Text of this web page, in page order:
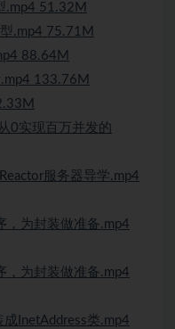
.mp4 51.32M
.mp4 75.71M
88.64M
133.76M
0实现百万并发的
服务器导学.mp4
为封装做准备.mp4
为封装做准备.mp4
InetAddress类.mp4